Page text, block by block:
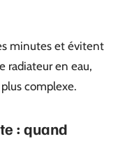
minutes et évitent
radiateur en eau,
complexe.
: quand